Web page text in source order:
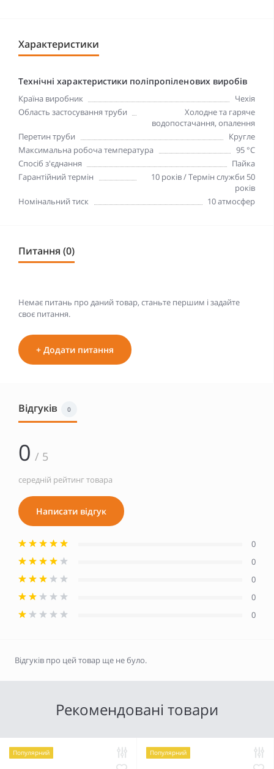
Характеристики
Технічні характеристики поліпропіленових виробів
Країна виробник
Чехія
Область застосування труби
Холодне та гаряче
водопостачання, опалення
Перетин труби
Кругле
Максимальна робоча температура
95 °C
Спосіб з'єднання
Пайка
Гарантійний термін
10 років / Термін служби 50
років
Номінальний тиск
10 атмосфер
Питання (0)
Немає питань про даний товар, станьте першим і задайте
своє питання.
+ Додати питання
Відгуків 0
0 / 5
середній рейтинг товара
Написати відгук
0
0
0
0
0
Відгуків про цей товар ще не було.
Рекомендовані товари
Популярний Популярний